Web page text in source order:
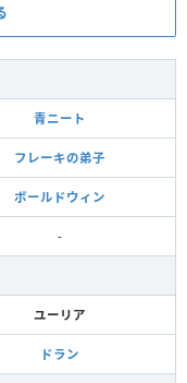
青ニート
フレーキの弟子
ボールドウィン
-
ユーリア
ドラン